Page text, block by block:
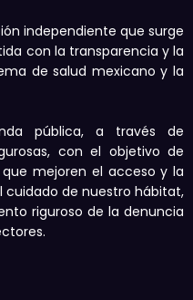
independiente que surge
con la transparencia y la
de salud mexicano y la
pública, a través de
con el objetivo de
mejoren el acceso y la
cuidado de nuestro hábitat,
riguroso de la denuncia